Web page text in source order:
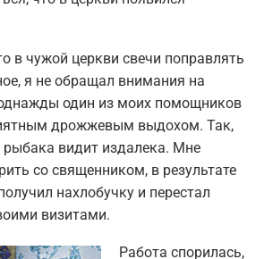
в чужой церкви свечи поправлять
я не обращал внимания на
один из моих помощников
дрожжевым выдохом. Так,
видит издалека. Мне
со священником, в результате
нахлобучку и перестал
визитами.
Работа спорилась,